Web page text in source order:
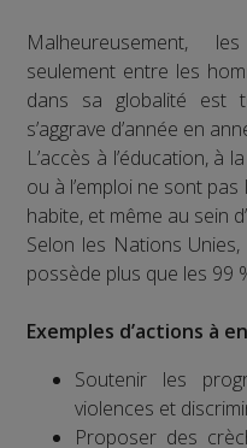
Malheureusement,
seulement entre les
dans sa globalité est
s’aggrave d’année en
L’accès à l’éducation, à
ou à l’emploi ne sont
habite, et même au sein
Selon les Nations
possède plus que les 99
Exemples d’actions à
Soutenir les
violences et
Proposer des